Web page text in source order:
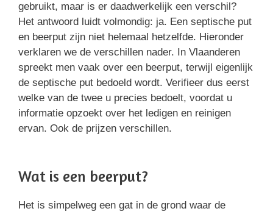
gebruikt, maar is er daadwerkelijk een verschil?
Het antwoord luidt volmondig: ja. Een septische put
en beerput zijn niet helemaal hetzelfde. Hieronder
verklaren we de verschillen nader. In Vlaanderen
spreekt men vaak over een beerput, terwijl eigenlijk
de septische put bedoeld wordt. Verifieer dus eerst
welke van de twee u precies bedoelt, voordat u
informatie opzoekt over het ledigen en reinigen
ervan. Ook de prijzen verschillen.
Wat is een beerput?
Het is simpelweg een gat in de grond waar de